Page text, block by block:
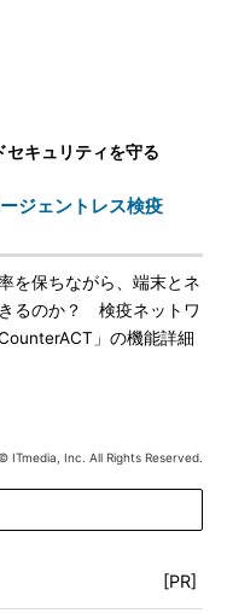
セキュリティを守る
ジェントレス検疫
を保ちながら、端末とネ
るのか？ 検疫ネットワ
」の機能詳細
ITmedia, Inc. All Rights Reserved.
[PR]